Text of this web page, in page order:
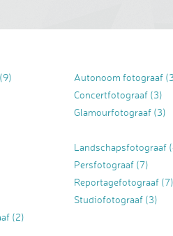
(9) Autonoom fotograaf
Concertfotograaf(3)
Glamourfotograaf(3)
Landschapsfotograaf
Persfotograaf(7)
Reportagefotograaf(7)
Studiofotograaf(3)
(2)